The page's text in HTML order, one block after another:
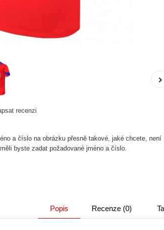
recenzi
a číslo na obrázku přesně takové, jaké chcete, není
byste zadat požadované jméno a číslo.
Popis Recenze (0)